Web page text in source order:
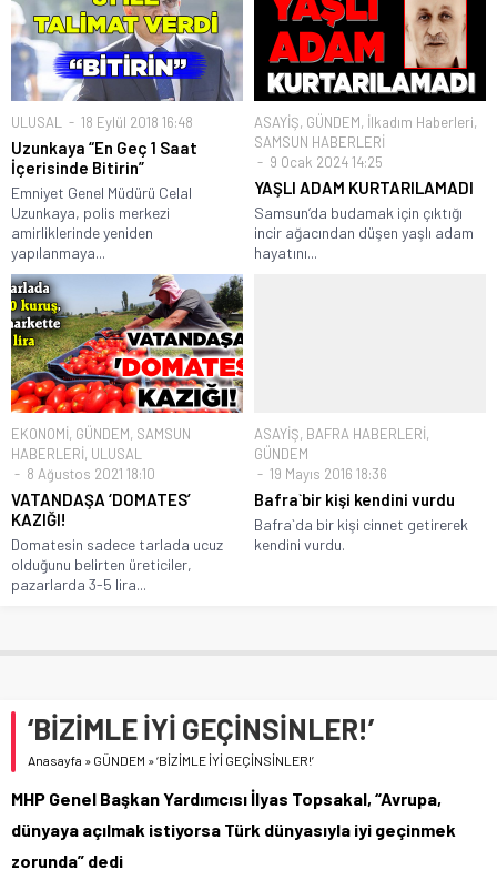
ULUSAL 18 Eylül 2018 16:48
Uzunkaya “En Geç 1 Saat
İçerisinde Bitirin”
Emniyet Genel Müdürü Celal
Uzunkaya, polis merkezi
amirliklerinde yeniden
yapılanmaya...
ASAYİŞ, GÜNDEM, İlkadım Haberleri,
SAMSUN HABERLERİ
9 Ocak 2024 14:25
YAŞLI ADAM KURTARILAMADI
Samsun’da budamak için çıktığı
incir ağacından düşen yaşlı adam
hayatını...
EKONOMİ, GÜNDEM, SAMSUN
HABERLERİ, ULUSAL
8 Ağustos 2021 18:10
VATANDAŞA ‘DOMATES’
KAZIĞI!
Domatesin sadece tarlada ucuz
olduğunu belirten üreticiler,
pazarlarda 3-5 lira...
ASAYİŞ, BAFRA HABERLERİ,
GÜNDEM
19 Mayıs 2016 18:36
Bafra`bir kişi kendini vurdu
Bafra`da bir kişi cinnet getirerek
kendini vurdu.
‘BİZİMLE İYİ GEÇİNSİNLER!’
Anasayfa » GÜNDEM »‘BİZİMLE İYİ GEÇİNSİNLER!’
MHP Genel Başkan Yardımcısı İlyas Topsakal, “Avrupa,
dünyaya açılmak istiyorsa Türk dünyasıyla iyi geçinmek
zorunda” dedi